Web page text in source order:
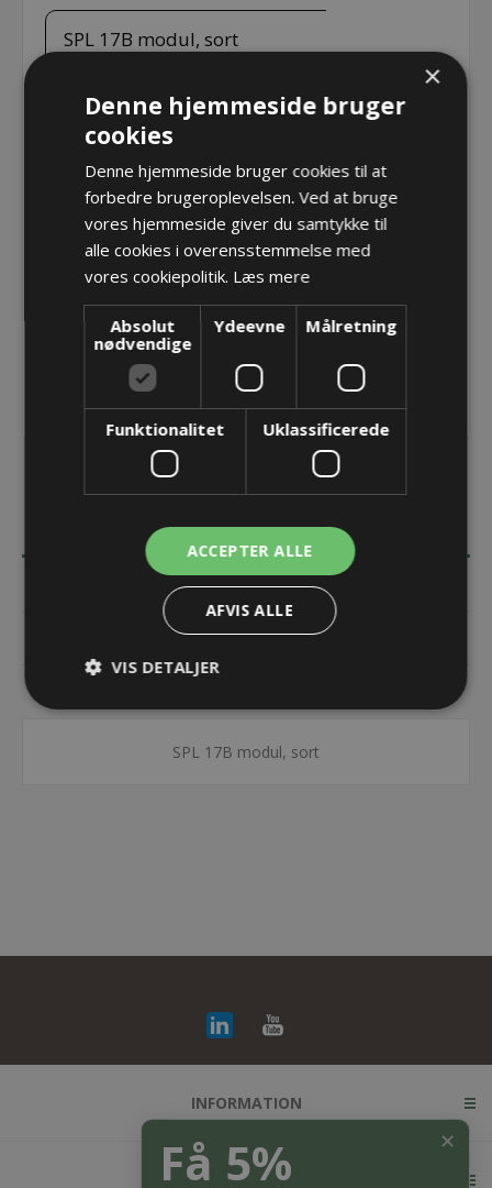
SPL 17B modul, sort
Detas SpA
Opret konto for at se priser
KØB
BESKRIVELSE
SPECIFIKATIONER
DOKUMENTER
SPL 17B modul, sort
INFORMATION
KUNDESERVICE
✕
Få 5%
×
Denne hjemmeside bruger
cookies
Denne hjemmeside bruger cookies til at
forbedre brugeroplevelsen. Ved at bruge
vores hjemmeside giver du samtykke til
alle cookies i overensstemmelse med
vores cookiepolitik. Læs mere
Absolut
nødvendige
Ydeevne Målretning
Funktionalitet Uklassificerede
ACCEPTER ALLE
AFVIS ALLE
VIS DETALJER